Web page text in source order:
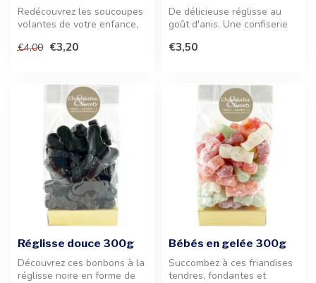
Redécouvrez les soucoupes
volantes de votre enfance,
€4,00 €3,20
De délicieuse réglisse au
goût d'anis. Une confiserie
€3,50
Réglisse douce 300g
Découvrez ces bonbons à la
réglisse noire en forme de
Bébés en gelée 300g
Succombez à ces friandises
tendres, fondantes et